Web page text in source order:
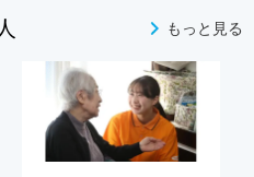
もっと見る